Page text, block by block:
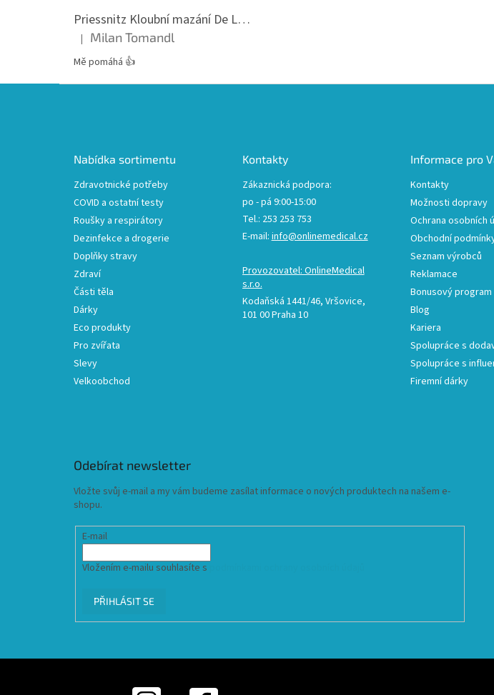
Priessnitz Kloubní mazání De Luxe, 200ml
Hodnocení produktu je 5 z 5 hvězdiček.
| Milan Tomandl
Mě pomáhá 👍
Nabídka sortimentu
Zdravotnické potřeby
COVID a ostatní testy
Roušky a respirátory
Dezinfekce a drogerie
Doplňky stravy
Zdraví
Části těla
Dárky
Eco produkty
Pro zvířata
Slevy
Velkoobchod
Kontakty
Zákaznická podpora:
po - pá 9:00-15:00
Tel.: 253 253 753
E-mail: info@onlinemedical.cz
Provozovatel: OnlineMedical
s.r.o.
Kodaňská 1441/46, Vršovice,
101 00 Praha 10
Informace pro
Kontakty
Možnosti dopravy
Ochrana osobních
Obchodní
Seznam výrobců
Reklamace
Bonusový program
Blog
Kariera
Spolupráce s
Spolupráce s
Firemní dárky
Odebírat newsletter
Vložte svůj e-mail a my vám budeme zasílat informace o nových produktech na našem e-
shopu.
E-mail
Vložením e-mailu souhlasíte s
PŘIHLÁSIT SE